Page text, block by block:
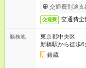
交通費別途支
交通費 交通費全
勤務地
東京都中央区
新橋駅から徒歩6
銀蔵